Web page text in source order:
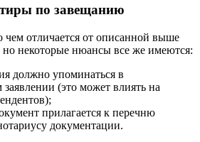
по завещанию
чем отличается от описанной выше
но некоторые нюансы все же имеются:
должно упоминаться в
(это может влиять на
прилагается к перечню
документации.